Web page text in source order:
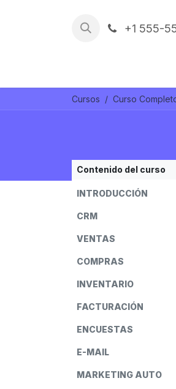
+1 555-
Cursos
Contenido del curso
INTRODUCCIÓN
CRM
VENTAS
COMPRAS
INVENTARIO
FACTURACIÓN
ENCUESTAS
E-MAIL
MARKETING AUTO